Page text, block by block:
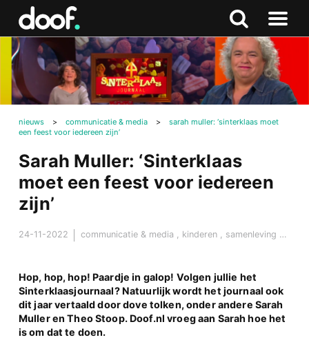
Zoeken
Naar
menu
nieuws > communicatie & media >
sarah muller: ‘sinterklaas moet
een feest voor iedereen zijn’
Sarah Muller: ‘Sinterklaas
moet een feest voor iedereen
zijn’
24-11-2022 communicatie & media kinderen samenleving & maatschappij
Hop, hop, hop! Paardje in galop! Volgen jullie het
Sinterklaasjournaal? Natuurlijk wordt het journaal ook
dit jaar vertaald door dove tolken, onder andere Sarah
Muller en Theo Stoop. Doof.nl vroeg aan Sarah hoe het
is om dat te doen.
Doof.nl
Zoeken
naar
boven